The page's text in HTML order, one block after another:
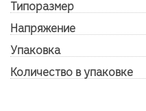
Типоразмер
Напряжение
Упаковка
Количество в упаковке